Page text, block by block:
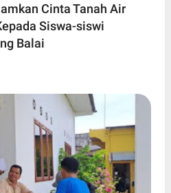
Cinta Tanah Air
Siswa-siswi
Balai